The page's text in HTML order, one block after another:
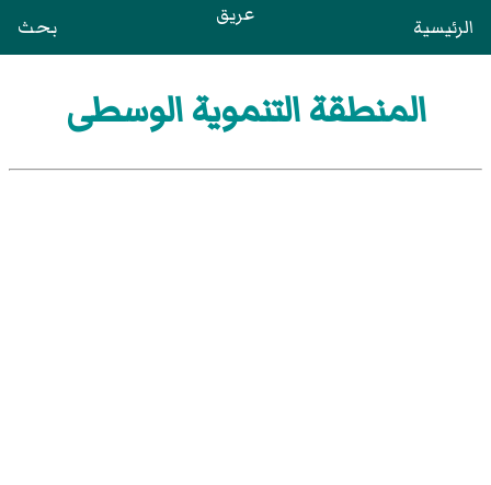
الرئيسية عريق بحث
المنطقة التنموية الوسطى